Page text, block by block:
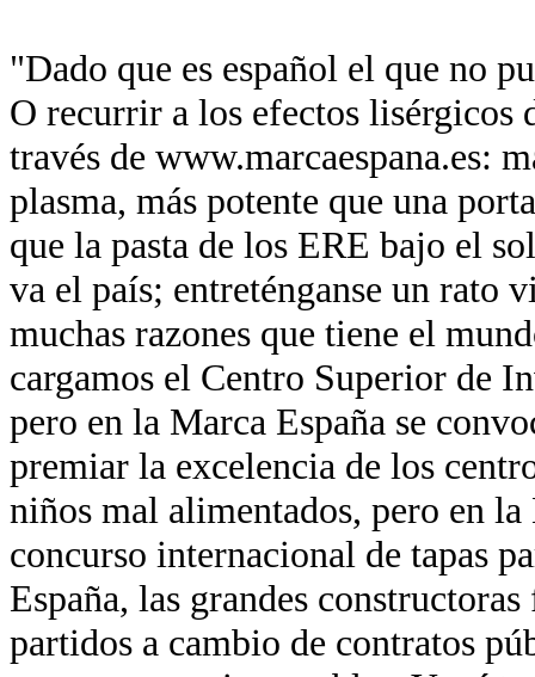
"Dado que es español el que no
O recurrir a los efectos lisérgicos
través de www.marcaespana.es:
plasma, más potente que una
que la pasta de los ERE bajo el
va el país; entreténganse un rato
muchas razones que tiene el
cargamos el Centro Superior de
pero en la Marca España se
premiar la excelencia de los
niños mal alimentados, pero en
concurso internacional de tapas
España, las grandes
partidos a cambio de contratos